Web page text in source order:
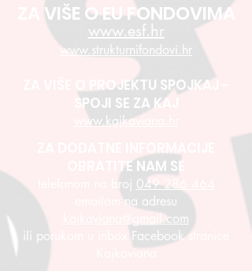
ZA VIŠE O EU FONDOVIMA
www.esf.hr
www.strukturnifondovi.hr
ZA VIŠE O PROJEKTU SPOJKAJ -
SPOJI SE ZA KAJ
www.kajkaviana.hr
ZA DODATNE INFORMACIJE
OBRATITE NAM SE
telefonom na broj 049 286 464
emailom na adresu
kajkaviana@gmail.com
ili porukom u inbox Facebook stranice
Kajkaviana